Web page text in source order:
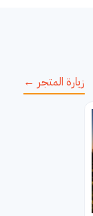
زيارة المتجر ←